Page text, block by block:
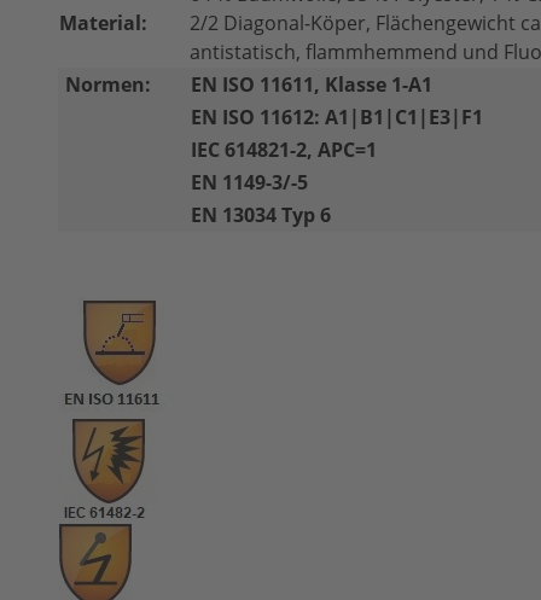
Material:
2/2 Diagonal-Köper, Flächengewicht
antistatisch, flammhemmend und
Normen:
EN ISO 11611, Klasse 1-A1
EN ISO 11612: A1|B1|C1|E3|F1
IEC 614821-2, APC=1
EN 1149-3/-5
EN 13034 Typ 6